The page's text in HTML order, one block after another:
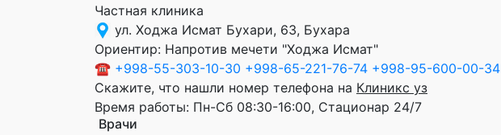
Частная клиника
ул. Ходжа Исмат Бухари, 63, Бухара
Ориентир: Напротив мечети "Ходжа Исмат"
☎ +998-55-303-10-30 +998-65-221-76-74 +998-95-600-00-34
Скажите, что нашли номер телефона на Клиникс уз
Время работы: Пн-Сб 08:30-16:00, Стационар 24/7
Врачи